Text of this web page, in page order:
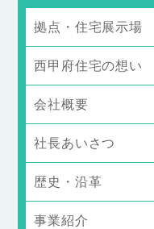
拠点・住宅展示場
西甲府住宅の想い
会社概要
社長あいさつ
歴史・沿革
事業紹介